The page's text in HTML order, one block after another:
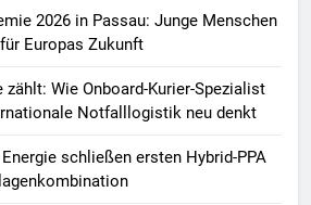
2026 in Passau: Junge Menschen
Europas Zukunft
zählt: Wie Onboard-Kurier-Spezialist
Notfalllogistik neu denkt
schließen ersten Hybrid-PPA